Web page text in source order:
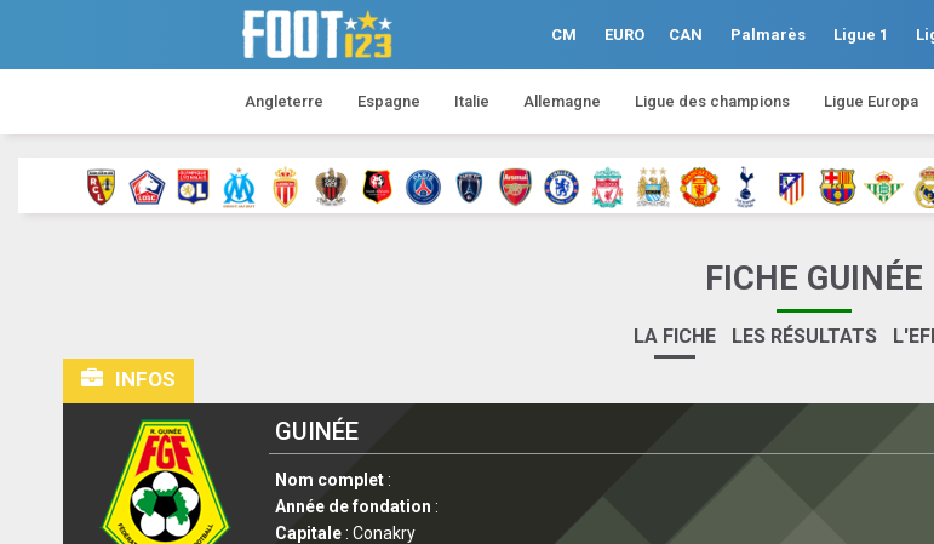
CM EURO CAN Palmarès Ligue 1
Angleterre Espagne Italie Allemagne Ligue des champions Ligue Europa
FICHE GUINÉE
LA FICHE LES RÉSULTATS
INFOS
GUINÉE
Nom complet:
Année de fondation :
Capitale: Conakry